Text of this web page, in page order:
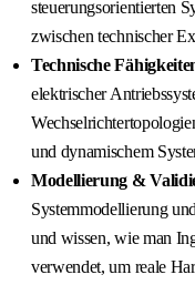
steuerungsorientierten
zwischen technischer
Technische
elektrischer
und dynamischem
Modellierung &
Systemmodellierung
und wissen, wie man
verwendet, um reale